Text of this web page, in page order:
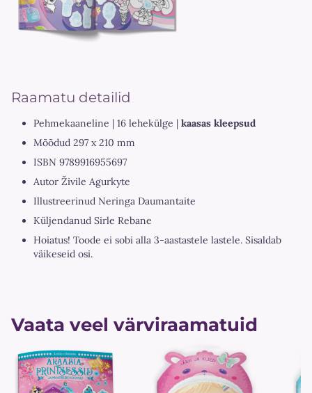
Raamatu detailid
Pehmekaaneline | 16 lehekülge | kaasas kleepsud
Mõõdud 297 x 210 mm
ISBN 9789916955697
Autor Živile Agurkyte
Illustreerinud Neringa Daumantaite
Küljendanud Sirle Rebane
Hoiatus! Toode ei sobi alla 3-aastastele lastele. Sisaldab
väikeseid osi.
Vaata veel värviraamatuid